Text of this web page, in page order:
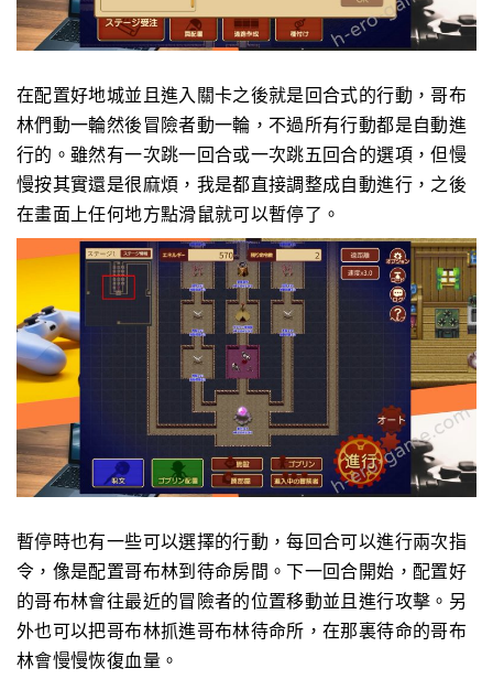
在配置好地城並且進入關卡之後就是回合式的行動，哥布
林們動一輪然後冒險者動一輪，不過所有行動都是自動進
行的。雖然有一次跳一回合或一次跳五回合的選項，但慢
慢按其實還是很麻煩，我是都直接調整成自動進行，之後
在畫面上任何地方點滑鼠就可以暫停了。
暫停時也有一些可以選擇的行動，每回合可以進行兩次指
令，像是配置哥布林到待命房間。下一回合開始，配置好
的哥布林會往最近的冒險者的位置移動並且進行攻擊。另
外也可以把哥布林抓進哥布林待命所，在那裏待命的哥布
林會慢慢恢復血量。